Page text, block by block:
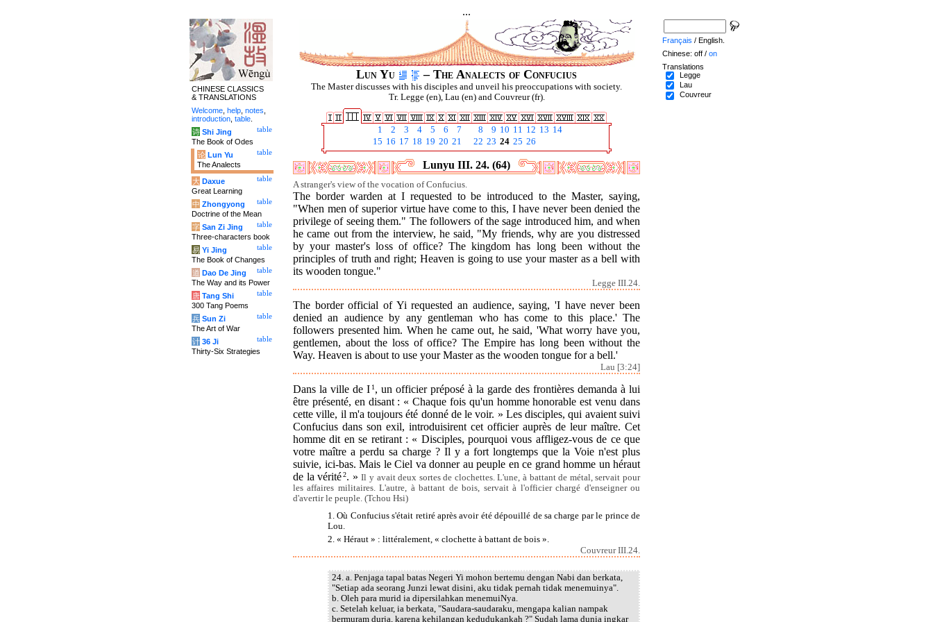
...
Lun Yu – The Analects of Confucius
The Master discusses with his disciples and unveil his preoccupations with society.
Tr. Legge (en), Lau (en) and Couvreur (fr).
1 2 3 4 5 6 7 8 9 10 11 12 13 14
15 16 17 18 19 20 21 22 23 24 25 26
Lunyu III. 24. (64)
A stranger's view of the vocation of Confucius.
The border warden at I requested to be introduced to the Master, saying,
"When men of superior virtue have come to this, I have never been denied the
privilege of seeing them." The followers of the sage introduced him, and when
he came out from the interview, he said, "My friends, why are you distressed
by your master's loss of office? The kingdom has long been without the
principles of truth and right; Heaven is going to use your master as a bell with
its wooden tongue."
Legge III.24.
The border official of Yi requested an audience, saying, 'I have never been
denied an audience by any gentleman who has come to this place.' The
followers presented him. When he came out, he said, 'What worry have you,
gentlemen, about the loss of office? The Empire has long been without the
Way. Heaven is about to use your Master as the wooden tongue for a bell.'
Lau [3:24]
Dans la ville de I 1 , un officier préposé à la garde des frontières demanda à lui
être présenté, en disant : « Chaque fois qu'un homme honorable est venu dans
cette ville, il m'a toujours été donné de le voir. » Les disciples, qui avaient suivi
Confucius dans son exil, introduisirent cet officier auprès de leur maître. Cet
homme dit en se retirant : « Disciples, pourquoi vous affligez-vous de ce que
votre maître a perdu sa charge ? Il y a fort longtemps que la Voie n'est plus
suivie, ici-bas. Mais le Ciel va donner au peuple en ce grand homme un héraut
de la vérité2. »Il y avait deux sortes de clochettes. L'une, à battant de métal, servait pour
les affaires militaires. L'autre, à battant de bois, servait à l'officier chargé d'enseigner ou
d'avertir le peuple. (Tchou Hsi)
1. Où Confucius s'était retiré après avoir été dépouillé de sa charge par le prince de
Lou.
2. « Héraut » : littéralement, « clochette à battant de bois ».
Couvreur III.24.
24. a. Penjaga tapal batas Negeri Yi mohon bertemu dengan Nabi dan berkata,
"Setiap ada seorang Junzi lewat disini, aku tidak pernah tidak menemuinya".
b. Oleh para murid ia dipersilahkan menemuiNya.
c. Setelah keluar, ia berkata, "Saudara-saudaraku, mengapa kalian nampak
bermuram durja, karena kehilangan kedudukankah ?" Sudah lama dunia ingkar
CHINESE CLASSICS
& TRANSLATIONS
Welcome help notes
introduction table
table
诗 Shi Jing
The Book of Odes
table
论 Lun Yu
The Analects
table
大 Daxue
Great Learning
table
中 Zhongyong
Doctrine of the Mean
table
字 San Zi Jing
Three-characters book
table
易 Yi Jing
The Book of Changes
table
道 Dao De Jing
The Way and its Power
table
唐 Tang Shi
300 Tang Poems
table
兵 Sun Zi
The Art of War
table
计 36 Ji
Thirty-Six Strategies
Français / English.
Chinese: off / on
Translations
Legge
Lau
Couvreur